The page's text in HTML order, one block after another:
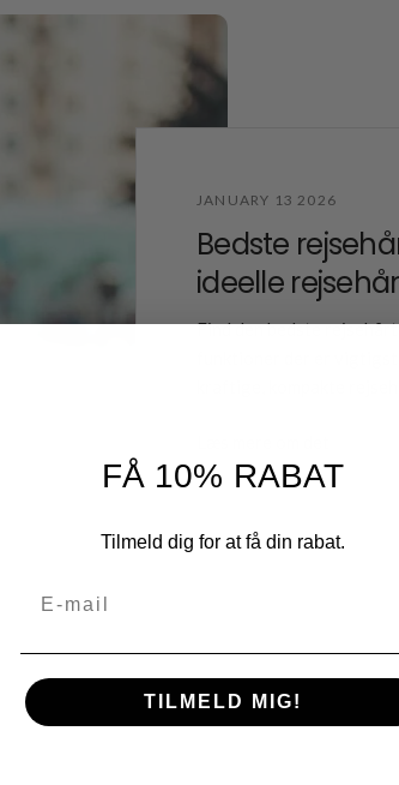
JANUARY 13 2026
Bedste
ideelle
Find den bedste
funktioner der er
kraftige, kompakte
FÅ 10% RABAT
Tilmeld dig for at få din rabat.
TILMELD MIG!